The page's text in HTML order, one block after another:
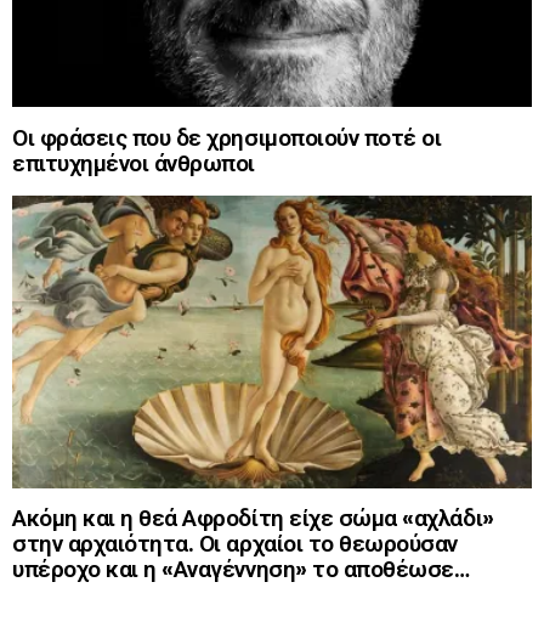
Οι φράσεις που δε χρησιμοποιούν ποτέ οι
επιτυχημένοι άνθρωποι
Ακόμη και η θεά Αφροδίτη είχε σώμα «αχλάδι»
στην αρχαιότητα. Οι αρχαίοι το θεωρούσαν
υπέροχο και η «Αναγέννηση» το αποθέωσε…